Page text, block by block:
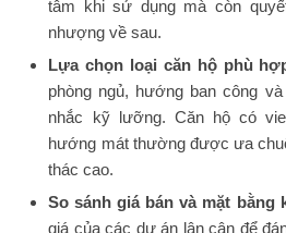
tâm khi sử dụng mà còn
nhượng về sau.
Lựa chọn loại căn hộ phù
phòng ngủ, hướng ban công
nhắc kỹ lưỡng. Căn hộ có
hướng mát thường được ưa
thác cao.
So sánh giá bán và mặt bằng
giá của các dự án lân cận để